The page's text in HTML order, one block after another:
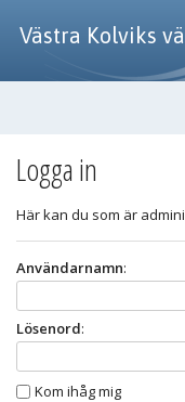
Västra Kolviks
Logga in
Här kan du som är
Användarnamn:
Lösenord:
Kom ihåg mig